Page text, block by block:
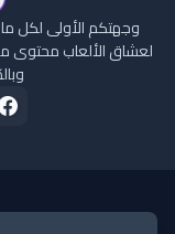
وجهتكم الأولى لكل ما
لعشاق الألعاب محتوى
الرئيسيةحول الموقع